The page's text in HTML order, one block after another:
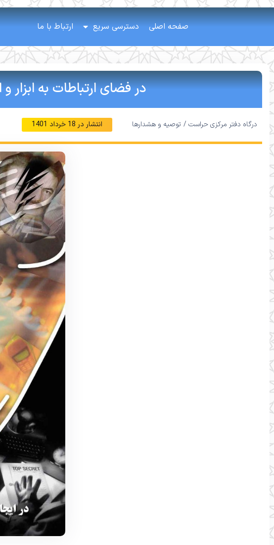
صفحه اصلی دسترسی سریع ارتباط با ما
در فضای ارتباطات به ابزار و
درگاه دفتر مرکزی حراست / توصیه و هشدارها انتشار در 18 خرداد 1401